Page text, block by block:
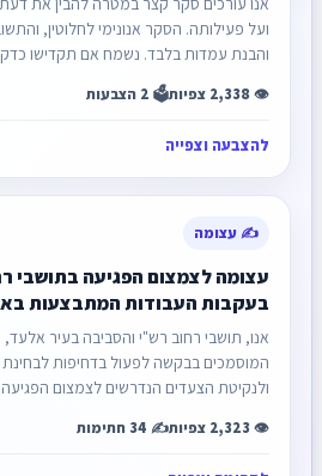
ועל פעילותה. הסקר אנונימי לחלוטין,
והבנת עמדות בלבד. נשמח אם תקדישו
👁️ 2,338 צפיות 🗳️ 2 הצבעות
להצבעה וצפייה
✍️ עצומה
עצומה לצמצום הפגיעה בתושבי
בעקבות העבודות המתבצעות
אנו, תושבי רחוב רש"י והסביבה בעיר אלעד,
המוסמכים בבקשה לפעול בדחיפות לבחינת
ולנקיטת הצעדים הנדרשים לצמצום
👁️ 2,323 צפיות ✍️ 34 חתימות